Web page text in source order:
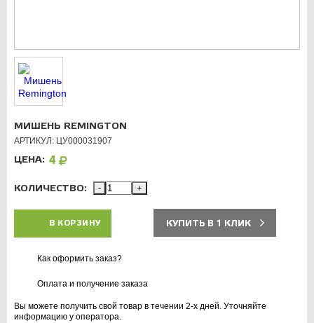
МИШЕНЬ REMINGTON
АРТИКУЛ: ЦУ000031907
ЦЕНА: 4
КОЛИЧЕСТВО: - +
В КОРЗИНУ КУПИТЬ В 1 КЛИК
Как оформить заказ?
Оплата и получение заказа
Вы можете получить свой товар в течении 2-х дней. Уточняйте
информацию у оператора.